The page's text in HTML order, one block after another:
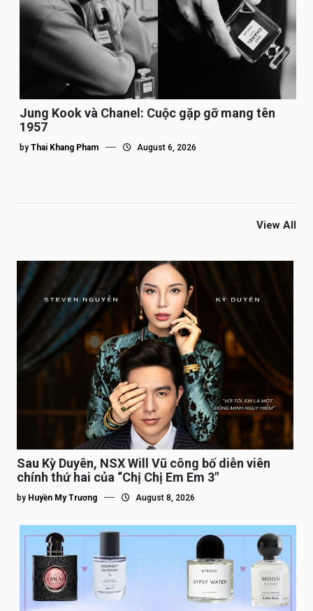
Jung Kook và Chanel: Cuộc gặp gỡ mang tên
1957
by Thai Khang Pham August 6, 2026
View All
Sau Kỳ Duyên, NSX Will Vũ công bố diễn viên
chính thứ hai của “Chị Chị Em Em 3″
by Huyền My Trương August 8, 2026